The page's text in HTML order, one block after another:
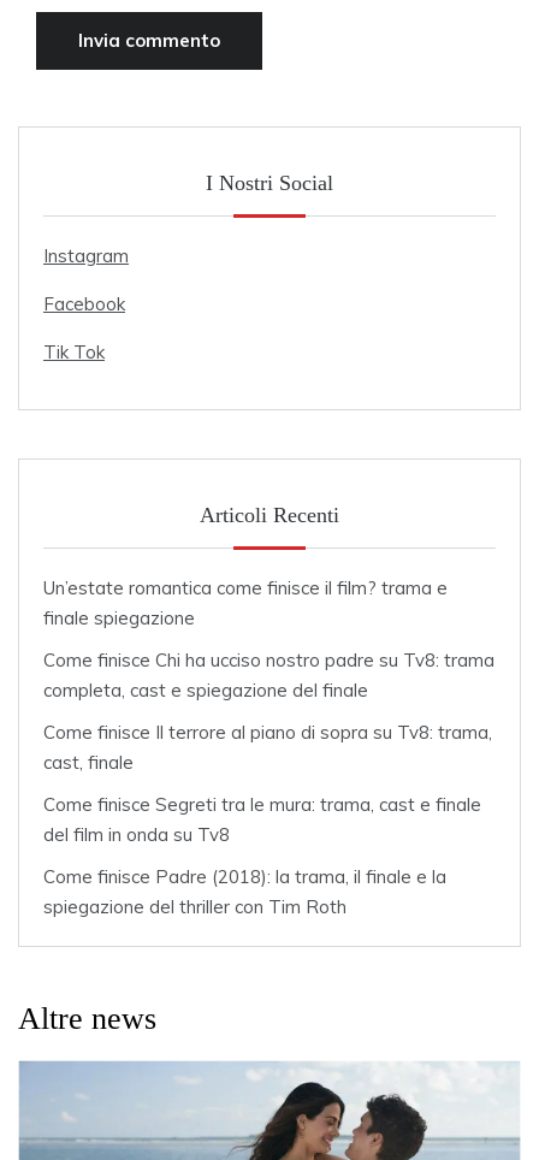
I Nostri Social
Instagram
Facebook
Tik Tok
Articoli Recenti
Un’estate romantica come finisce il film? trama e
finale spiegazione
Come finisce Chi ha ucciso nostro padre su Tv8: trama
completa, cast e spiegazione del finale
Come finisce Il terrore al piano di sopra su Tv8: trama,
cast, finale
Come finisce Segreti tra le mura: trama, cast e finale
del film in onda su Tv8
Come finisce Padre (2018): la trama, il finale e la
spiegazione del thriller con Tim Roth
Altre news